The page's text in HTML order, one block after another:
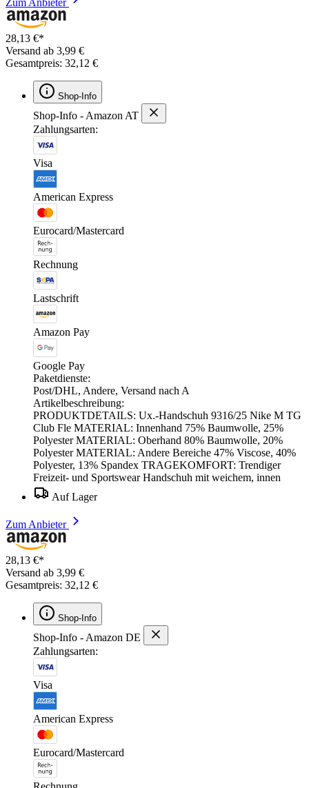
28,13 €*
Versand ab 3,99 €
Gesamtpreis: 32,12 €
Shop-Info
Shop-Info - Amazon AT
Zahlungsarten:
Visa
American Express
Eurocard/Mastercard
Rechnung
Lastschrift
Amazon Pay
Google Pay
Paketdienste:
Post/DHL, Andere, Versand nach A
Artikelbeschreibung:
PRODUKTDETAILS: Ux.-Handschuh 9316/25 Nike M TG
Club Fle MATERIAL: Innenhand 75% Baumwolle, 25%
Polyester MATERIAL: Oberhand 80% Baumwolle, 20%
Polyester MATERIAL: Andere Bereiche 47% Viscose, 40%
Polyester, 13% Spandex TRAGEKOMFORT: Trendiger
Freizeit- und Sportswear Handschuh mit weichem, innen
Auf Lager
Zum Anbieter
28,13 €*
Versand ab 3,99 €
Gesamtpreis: 32,12 €
Shop-Info
Shop-Info - Amazon DE
Zahlungsarten:
Visa
American Express
Eurocard/Mastercard